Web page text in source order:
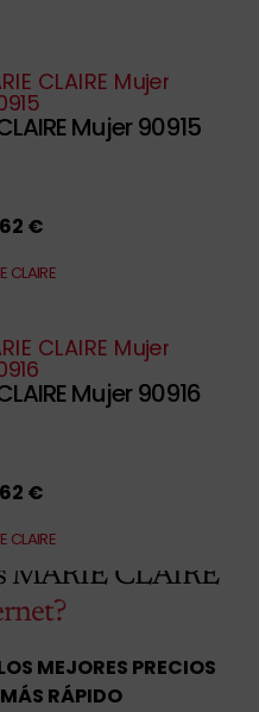
MARIE CLAIRE
MEJORES PRECIOS
RÁPIDO
Mujer 90915
€
CLAIRE
Mujer 90916
€
CLAIRE